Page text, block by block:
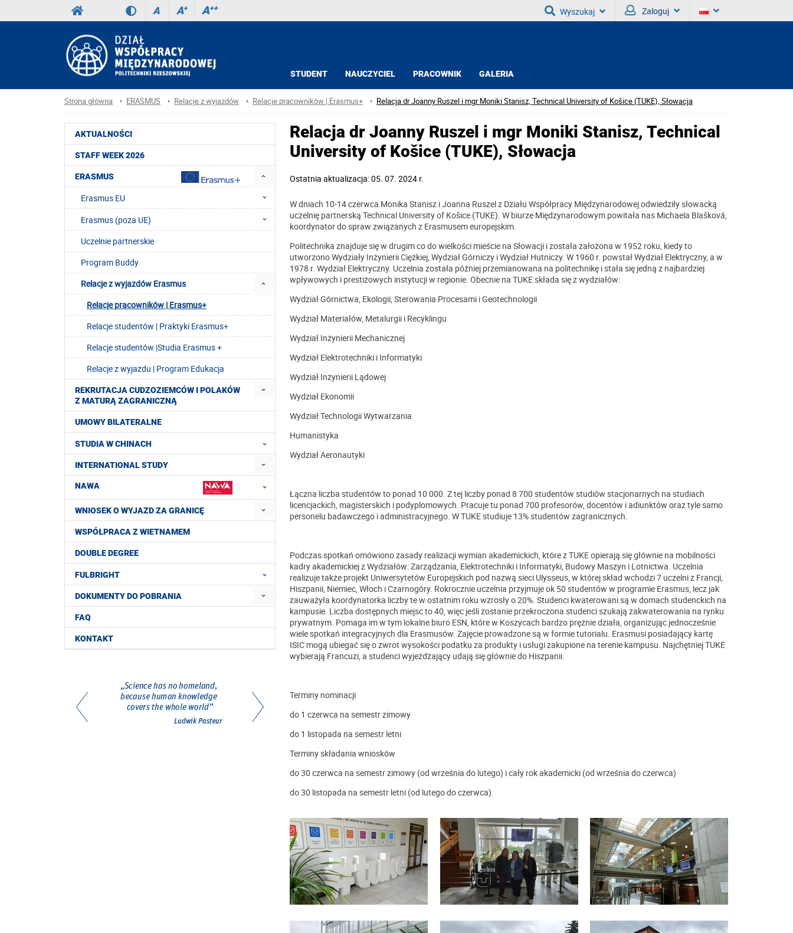
A A+ A++ Wyszukaj Zaloguj
STUDENT NAUCZYCIEL PRACOWNIK GALERIA
Strona główna ERASMUS Relacje z wyjazdów Relacje pracowników | Erasmus+ Relacja dr Joanny Ruszel i mgr Moniki Stanisz, Technical University of Košice (TUKE), Słowacja
AKTUALNOŚCI
STAFF WEEK 2026
ERASMUS
Erasmus EU
Erasmus (poza UE)
Uczelnie partnerskie
Program Buddy
Relacje z wyjazdów Erasmus
Relacje pracowników | Erasmus+
Relacje studentów | Praktyki Erasmus+
Relacje studentów |Studia Erasmus +
Relacje z wyjazdu | Program Edukacja
REKRUTACJA CUDZOZIEMCÓW I POLAKÓW
Z MATURĄ ZAGRANICZNĄ
UMOWY BILATERALNE
STUDIA W CHINACH
INTERNATIONAL STUDY
NAWA
WNIOSEK O WYJAZD ZA GRANICĘ
WSPÓŁPRACA Z WIETNAMEM
DOUBLE DEGREE
FULBRIGHT
DOKUMENTY DO POBRANIA
FAQ
KONTAKT
Relacja dr Joanny Ruszel i mgr Moniki Stanisz, Technical
University of Košice (TUKE), Słowacja
Ostatnia aktualizacja: 05. 07. 2024 r.
W dniach 10-14 czerwca Monika Stanisz i Joanna Ruszel z Działu Współpracy Międzynarodowej odwiedziły słowacką
uczelnię partnerską Technical University of Košice (TUKE). W biurze Międzynarodowym powitała nas Michaela Blašková,
koordynator do spraw związanych z Erasmusem europejskim.
Politechnika znajduje się w drugim co do wielkości mieście na Słowacji i została założona w 1952 roku, kiedy to
utworzono Wydziały Inżynierii Ciężkiej, Wydział Górniczy i Wydział Hutniczy. W 1960 r. powstał Wydział Elektryczny, a w
1978 r. Wydział Elektryczny. Uczelnia została później przemianowana na politechnikę i stała się jedną z najbardziej
wpływowych i prestiżowych instytucji w regionie. Obecnie na TUKE składa się z wydziałów:
Wydział Górnictwa, Ekologii, Sterowania Procesami i Geotechnologii
Wydział Materiałów, Metalurgii i Recyklingu
Wydział Inżynierii Mechanicznej
Wydział Elektrotechniki i Informatyki
Wydział Inżynierii Lądowej
Wydział Ekonomii
Wydział Technologii Wytwarzania
Humanistyka
Wydział Aeronautyki
Łączna liczba studentów to ponad 10 000. Z tej liczby ponad 8 700 studentów studiów stacjonarnych na studiach
licencjackich, magisterskich i podyplomowych. Pracuje tu ponad 700 profesorów, docentów i adiunktów oraz tyle samo
personelu badawczego i administracyjnego. W TUKE studiuje 13% studentów zagranicznych.
Podczas spotkań omówiono zasady realizacji wymian akademickich, które z TUKE opierają się głównie na mobilności
kadry akademickiej z Wydziałów: Zarządzania, Elektrotechniki i Informatyki, Budowy Maszyn i Lotnictwa. Uczelnia
realizuje także projekt Uniwersytetów Europejskich pod nazwą sieci Ulysseus, w której skład wchodzi 7 uczelni z Francji,
Hiszpanii, Niemiec, Włoch i Czarnogóry. Rokrocznie uczelnia przyjmuje ok 50 studentów w programie Erasmus, lecz jak
zauważyła koordynatorka liczby te w ostatnim roku wzrosły o 20%. Studenci kwaterowani są w domach studenckich na
kampusie. Liczba dostępnych miejsc to 40, więc jeśli zostanie przekroczona studenci szukają zakwaterowania na rynku
prywatnym. Pomaga im w tym lokalne biuro ESN, które w Koszycach bardzo prężnie działa, organizując jednocześnie
wiele spotkań integracyjnych dla Erasmusów. Zajęcie prowadzone są w formie tutorialu. Erasmusi posiadający kartę
ISIC mogą ubiegać się o zwrot wysokości podatku za produkty i usługi zakupione na terenie kampusu. Najchętniej TUKE
wybierają Francuzi, a studenci wyjeżdżający udają się głównie do Hiszpanii.
Terminy nominacji
do 1 czerwca na semestr zimowy
do 1 listopada na semestr letni
Terminy składania wniosków
do 30 czerwca na semestr zimowy (od września do lutego) i cały rok akademicki (od września do czerwca)
do 30 listopada na semestr letni (od lutego do czerwca)